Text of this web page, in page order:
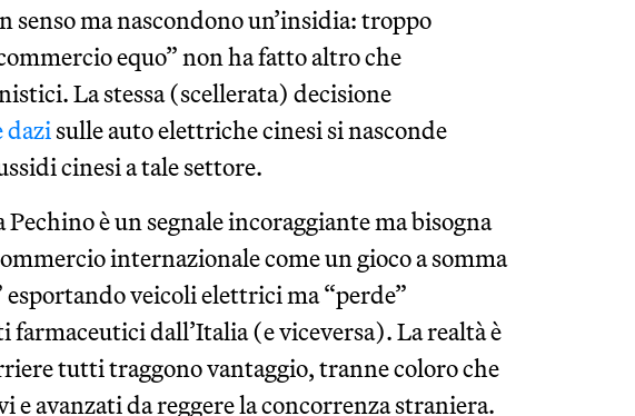
senso ma nascondono un’insidia: troppo
equo” non ha fatto altro che
La stessa (scellerata) decisione
dazisulle auto elettriche cinesi si nasconde
cinesi a tale settore.
è un segnale incoraggiante ma bisogna
internazionale come un gioco a somma
esportando veicoli elettrici ma “perde”
dall’Italia (e viceversa). La realtà è
tutti traggono vantaggio, tranne coloro che
e avanzati da reggere la concorrenza straniera.